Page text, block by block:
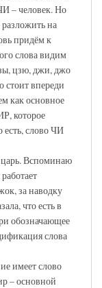
– человек. Но
на
придём к
слова видим
цзю, джи, джо
стоит впереди
как основное
которое
есть, слово ЧИ
Вспоминаю
за наводку
что есть в
обозначающее
слова
имеет слово
– основной